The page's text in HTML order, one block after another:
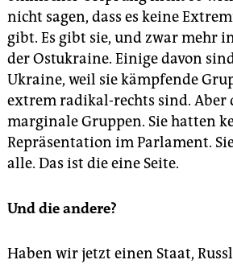
nicht sagen, dass es keine
gibt. Es gibt sie, und zwar mehr
der Ostukraine. Einige davon
Ukraine, weil sie kämpfende
extrem radikal-rechts sind. Aber
marginale Gruppen. Sie hatten
Repräsentation im Parlament.
alle. Das ist die eine Seite.
Und die andere?
Haben wir jetzt einen Staat,